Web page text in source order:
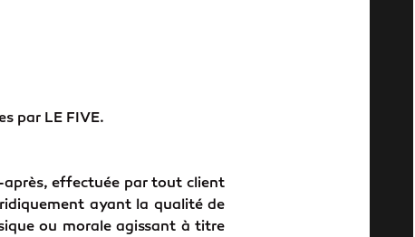
par LE FIVE.
après, effectuée par tout client
ayant la qualité de
ou morale agissant à titre